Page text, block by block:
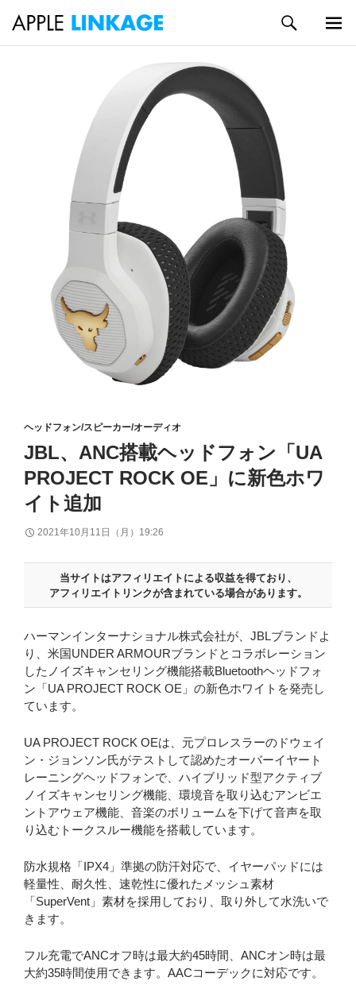
索
ヘッドフォン/スピーカー/オーディオ
JBL、ANC搭載ヘッドフォン「UA
PROJECT ROCK OE」に新色ホワ
イト追加
2021年10月11日（月）19:26
当サイトはアフィリエイトによる収益を得ており、
アフィリエイトリンクが含まれている場合があります。
ハーマンインターナショナル株式会社が、JBLブランドよ
り、米国UNDER ARMOURブランドとコラボレーション
したノイズキャンセリング機能搭載Bluetoothヘッドフォ
ン「UA PROJECT ROCK OE」の新色ホワイトを発売し
ています。
UA PROJECT ROCK OEは、元プロレスラーのドウェイ
ン・ジョンソン氏がテストして認めたオーバーイヤート
レーニングヘッドフォンで、ハイブリッド型アクティブ
ノイズキャンセリング機能、環境音を取り込むアンビエ
ントアウェア機能、音楽のボリュームを下げて音声を取
り込むトークスルー機能を搭載しています。
防水規格「IPX4」準拠の防汗対応で、イヤーパッドには
軽量性、耐久性、速乾性に優れたメッシュ素材
「SuperVent」素材を採用しており、取り外して水洗いで
きます。
フル充電でANCオフ時は最大約45時間、ANCオン時は最
大約35時間使用できます。AACコーデックに対応です。